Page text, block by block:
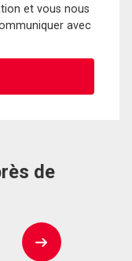
et vous nous
avec
de